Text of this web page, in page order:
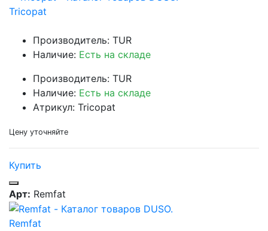
Tricopat
Производитель: TUR
Наличие: Есть на складе
Производитель: TUR
Наличие: Есть на складе
Атрикул: Tricopat
Цену уточняйте
Купить
Арт: Remfat
Remfat